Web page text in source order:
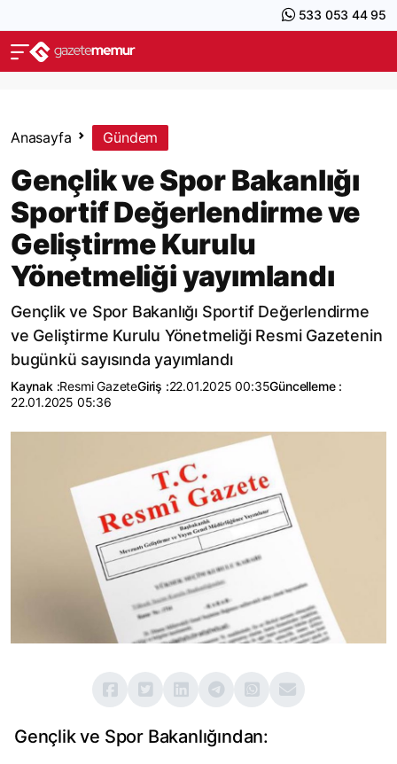
533 053 44 95
Anasayfa Gündem
Gençlik ve Spor Bakanlığı
Sportif Değerlendirme ve
Geliştirme Kurulu
Yönetmeliği yayımlandı
Gençlik ve Spor Bakanlığı Sportif Değerlendirme
ve Geliştirme Kurulu Yönetmeliği Resmi Gazetenin
bugünkü sayısında yayımlandı
Kaynak :Resmi GazeteGiriş :22.01.2025 00:35Güncelleme :
22.01.2025 05:36
Gençlik ve Spor Bakanlığından: